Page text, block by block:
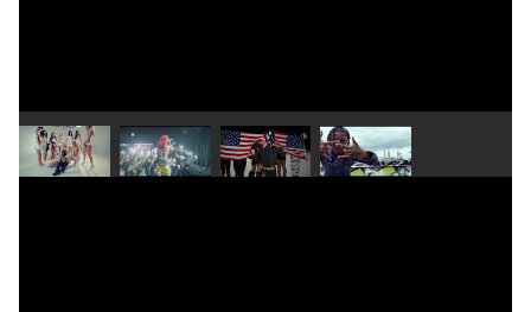
Speel video 1 afSpeel video 2 afSpeel video 3 af Speel video 4 af